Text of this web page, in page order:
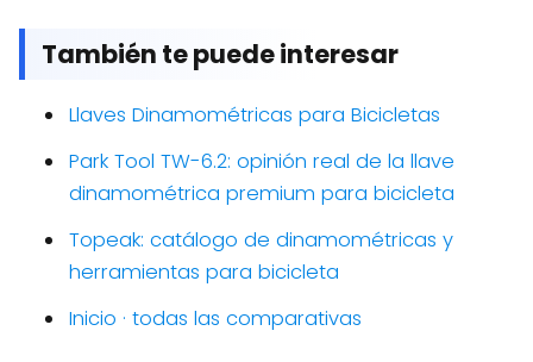
También te puede interesar
Llaves Dinamométricas para Bicicletas
Park Tool TW-6.2: opinión real de la llave
dinamométrica premium para bicicleta
Topeak: catálogo de dinamométricas y
herramientas para bicicleta
Inicio · todas las comparativas